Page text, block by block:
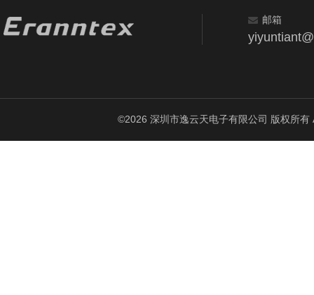
邮箱
©2026 深圳市逸云天电子有限公司 版权所有